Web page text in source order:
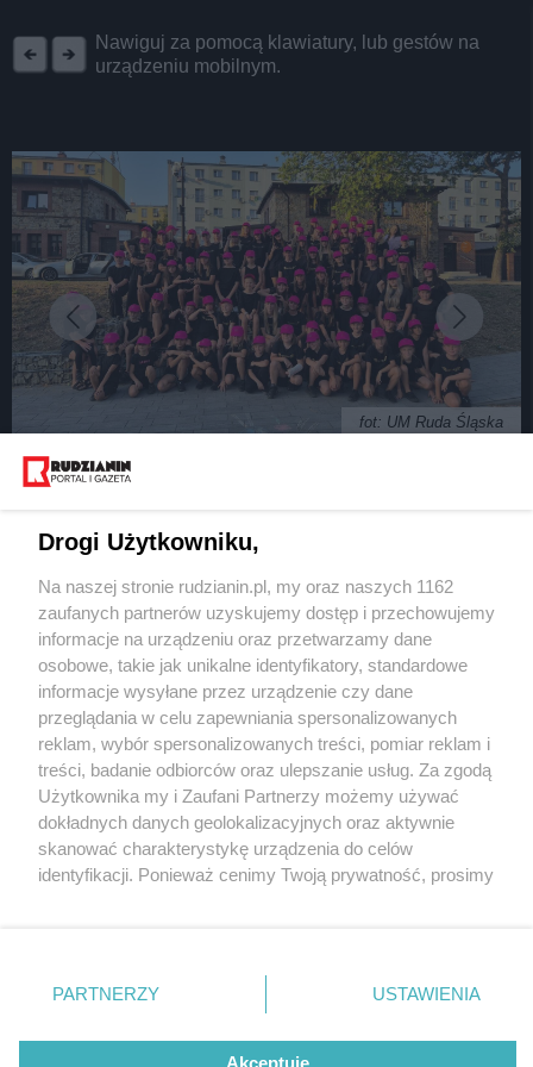
Nawiguj za pomocą klawiatury, lub gestów na
urządzeniu mobilnym.
fot: UM Ruda Śląska
WORK it OUT!
1 / 2
Ficinus klip workout ruda
slaska
Wydawca mediów
Nie zapomnij
zapoznać się z:
polityką prywatności regulamin korzystania z portali
Twojemiasto
Piekary Śląskie
Chorzów
Tarnowskie Góry
Gliwice
Skontakuj sięz nami
Kontakt
Wydawca
Redakcja
Drogi Użytkowniku,
Na naszej stronie rudzianin.pl, my oraz naszych 1162
zaufanych partnerów uzyskujemy dostęp i przechowujemy
informacje na urządzeniu oraz przetwarzamy dane
osobowe, takie jak unikalne identyfikatory, standardowe
informacje wysyłane przez urządzenie czy dane
przeglądania w celu zapewniania spersonalizowanych
reklam, wybór spersonalizowanych treści, pomiar reklam i
treści, badanie odbiorców oraz ulepszanie usług. Za zgodą
Użytkownika my i Zaufani Partnerzy możemy używać
dokładnych danych geolokalizacyjnych oraz aktywnie
skanować charakterystykę urządzenia do celów
identyfikacji. Ponieważ cenimy Twoją prywatność, prosimy
prywatności znajdujący się w lewym dolnym rogu strony
. Niektóre rodzaje przetwarzania danych nie wymagają
zgody użytkownika, ale masz prawo sprzeciwić się
takiemu przetwarzaniu. Preferencje będą miały
PARTNERZY USTAWIENIA
Akceptuję